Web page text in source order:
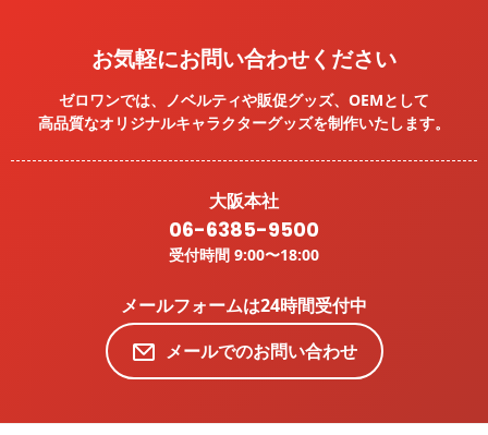
お気軽にお問い合わせください
ゼロワンでは、ノベルティや販促グッズ、OEMとして
高品質なオリジナルキャラクターグッズを制作いたします。
大阪本社
06-6385-9500
受付時間 9:00〜18:00
メールフォームは24時間受付中
メールでのお問い合わせ